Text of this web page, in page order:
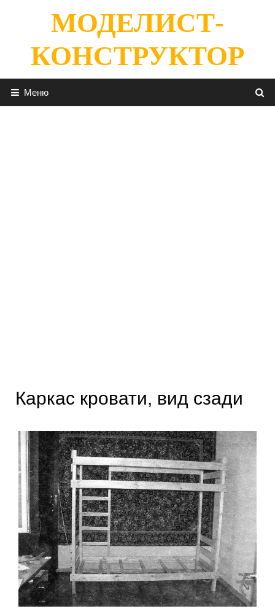
содержимомуМОДЕЛИСТ-
КОНСТРУКТОР
Меню
Каркас кровати, вид сзади